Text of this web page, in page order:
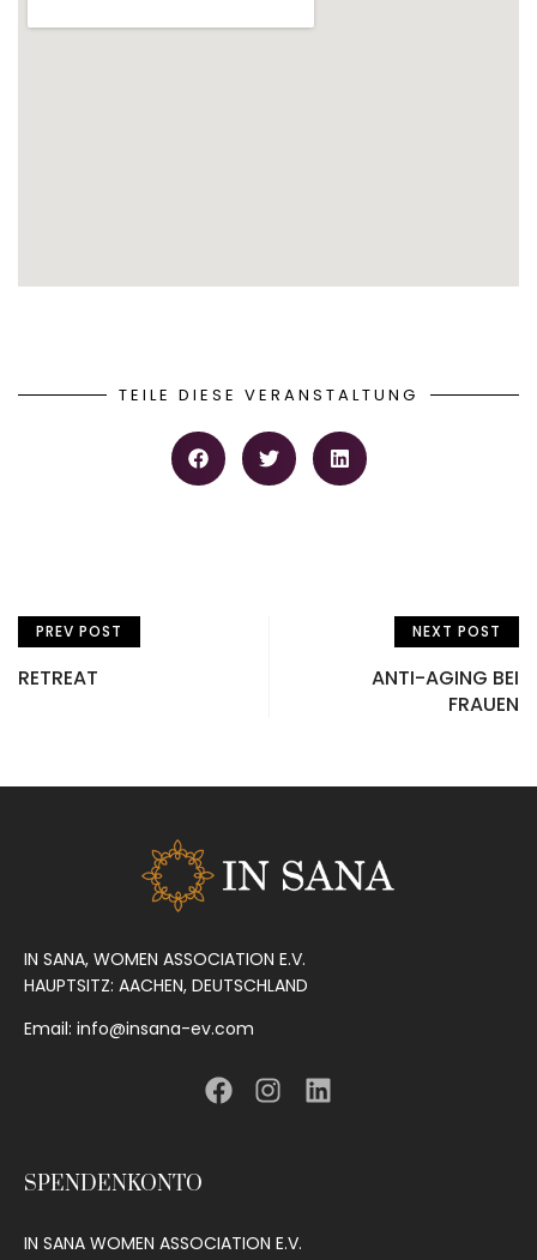
TEILE DIESE VERANSTALTUNG
PREV POST
RETREAT
NEXT POST
ANTI-AGING BEI
FRAUEN
IN SANA, WOMEN ASSOCIATION E.V.
HAUPTSITZ: AACHEN, DEUTSCHLAND
Email: info@insana-ev.com
SPENDENKONTO
IN SANA WOMEN ASSOCIATION E.V.